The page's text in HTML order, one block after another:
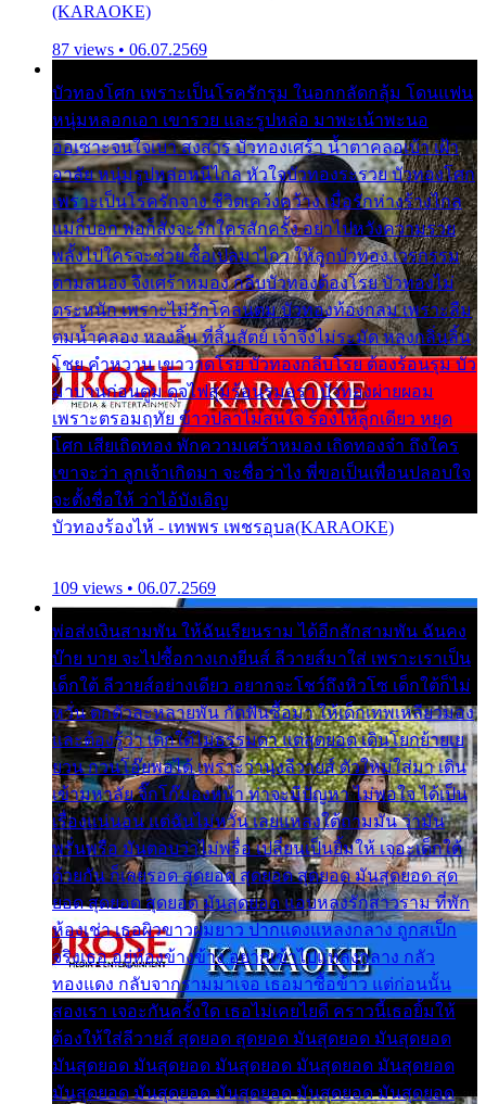
(KARAOKE)
87 views • 06.07.2569
บัวทองโศก เพราะเป็นโรครักรุม ในอกกลัดกลุ้ม โดนแฟน
หนุ่มหลอกเอา เขารวย และรูปหล่อ มาพะเน้าพะนอ
ออเซาะจนใจเบา สงสาร บัวทองเศร้า น้ำตาคลอเบ้า เฝ้า
อาลัย หนุ่มรูปหล่อหนีไกล หัวใจบัวทองระรวย บัวทองโศก
เพราะเป็นโรครักจาง ชีวิตเคว้งคว้าง เมื่อรักห่างร้างไกล
แม่ก็บอก พ่อก็สั่งจะรักใครสักครั้ง อย่าไปหวังความรวย
พลั้งไปใครจะช่วย ซื้อเปลมาไกว ให้ลูกบัวทอง เวรกรรม
ตามสนอง จึงเศร้าหมอง กลีบบัวทองต้องโรย บัวทองไม่
ตระหนัก เพราะไม่รักโคลนตม บัวทองท้องกลม เพราะลืม
ตมน้ำคลอง หลงลิ้น ที่สิ้นสัตย์ เจ้าจึงไม่ระมัด หลงกลิ่นลิ้น
โชย คำหวาน เขาวาดโรย บัวทองกลีบโรย ต้องร้อนรุม บัว
มาบานก่อนตูม ดุจไฟสุมร้อนรุมอุรา บัวทองผ่ายผอม
เพราะตรอมฤทัย ข้าวปลาไม่สนใจ ร้องไห้ลูกเดียว หยุด
โศก เสียเถิดทอง พักความเศร้าหมอง เถิดทองจ๋า ถึงใคร
เขาจะว่า ลูกเจ้าเกิดมา จะชื่อว่าไง พี่ขอเป็นเพื่อนปลอบใจ
จะตั้งชื่อให้ ว่าไอ้บังเอิญ
บัวทองร้องไห้ - เทพพร เพชรอุบล(KARAOKE)
109 views • 06.07.2569
พ่อส่งเงินสามพัน ให้ฉันเรียนราม ได้อีกสักสามพัน ฉันคง
บ๊าย บาย จะไปซื้อกางเกงยีนส์ ลีวายส์มาใส่ เพราะเราเป็น
เด็กใต้ ลีวายส์อย่างเดียว อยากจะโชว์ถึงหิวโซ เด็กใต้ก็ไม่
หวั่น ตกตัวละหลายพัน กัดฟันซื้อมา ให้เด็กเทพเหลียวมอง
และต้องรู้ว่า เด็กใต้ไม่ธรรมดา แต่สุดยอด เดินโยกย้ายเย
ยวน กวนโอ๊ยพอได้ เพราะว่านุ่งลีวายส์ ตัวใหม่ใส่มา เดิน
เข้ามหาลัย จิ๊กโก๊มองหน้า ท่าจะมีปัญหา ไม่พอใจ ได้เป็น
เรื่องแน่นอน แต่ฉันไม่หวั่น เลยแหลงใต้ถามมัน ว่ามัน
พรั่นพรือ มันตอบว่าไม่พรื่อ เปลี่ยนเป็นยิ้มให้ เจอะเด็กใต้
ด้วยกัน ก็เลยรอด สุดยอด สุดยอด สุดยอด มันสุดยอด สุด
ยอด สุดยอด สุดยอด มันสุดยอด แอบหลงรักสาวราม ที่พัก
ห้องเช่า เธอผิวขาวผมยาว ปากแดงแหลงกลาง ถูกสเป็ก
จริงเธอ อยู่ห้องข้างข้าง อยากเข้าไปแหลงกลาง กลัว
ทองแดง กลับจากรามมาเจอ เธอมาซื้อข้าว แต่ก่อนนั้น
สองเรา เจอะกันครั้งใด เธอไม่เคยไยดี คราวนี้เธอยิ้มให้
ต้องให้ใส่ลีวายส์ สุดยอด สุดยอด มันสุดยอด มันสุดยอด
มันสุดยอด มันสุดยอด มันสุดยอด มันสุดยอด มันสุดยอด
มันสุดยอด มันสุดยอด มันสุดยอด มันสุดยอด มันสุดยอด